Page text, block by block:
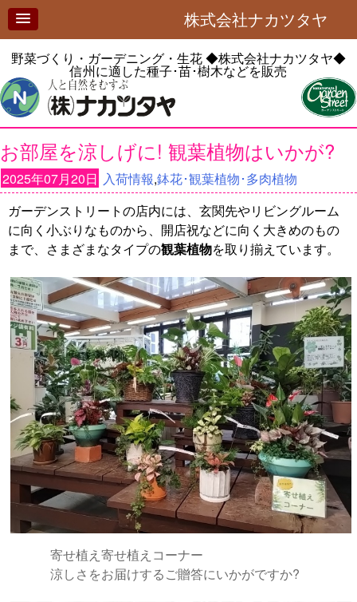
株式会社ナカツタヤ
野菜づくり・ガーデニング・生花◆株式会社ナカツタヤ◆
信州に適した種子･苗･樹木などを販売
お部屋を涼しげに! 観葉植物はいかが?
2025年07月20日 入荷情報,鉢花･観葉植物･多肉植物
ガーデンストリートの店内には、玄関先やリビングルーム
に向く小ぶりなものから、開店祝などに向く大きめのもの
まで、さまざまなタイプの観葉植物を取り揃えています。
寄せ植え寄せ植えコーナー
涼しさをお届けするご贈答にいかがですか?